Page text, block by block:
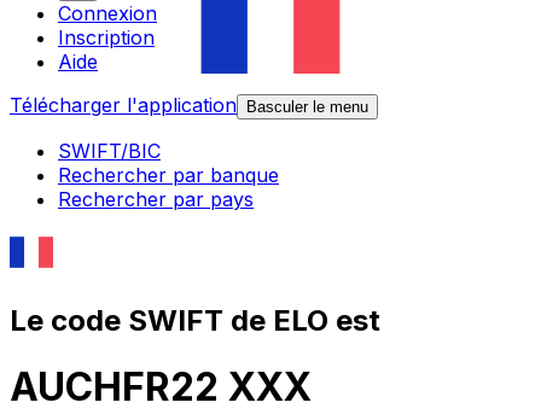
Connexion
Inscription
Aide
Télécharger l'application
Basculer le menu
SWIFT/BIC
Rechercher par banque
Rechercher par pays
Le code SWIFT de ELO est
AUCHFR22 XXX